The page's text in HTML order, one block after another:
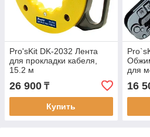
Pro'sKit DK-2032 Лента
для прокладки кабеля,
15.2 м
26 900 ₸
Купить
для
16